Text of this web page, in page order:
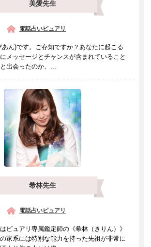
美愛先生
電話占いピュアリ
ん)です。ご存知ですか？あなたに起こる
メッセージとチャンスが含まれていること
出会ったのか、...
希林先生
電話占いピュアリ
ピュアリ専属鑑定師の《希林（きりん）》
家系には特別な能力を持った先祖が非常に